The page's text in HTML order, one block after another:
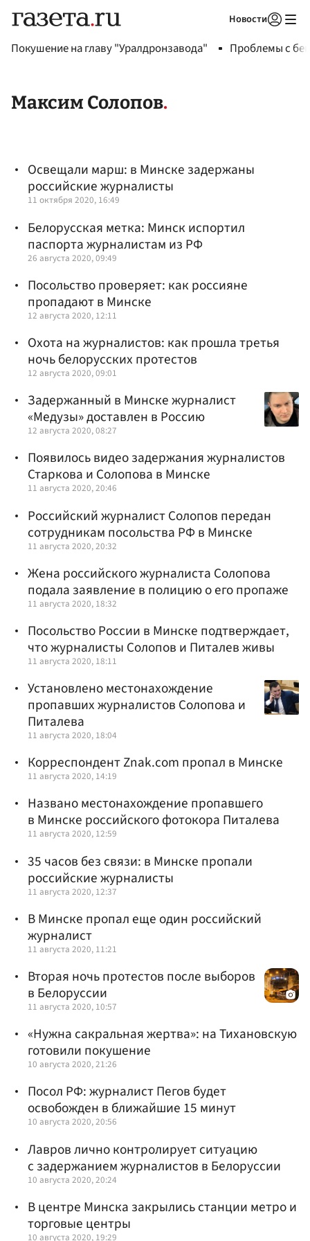
Новости
Покушение на главу "Уралдронзавода" Проблемы с
Максим Солопов
Освещали марш: в Минске задержаны
российские журналисты
11 октября 2020, 16:49
Белорусская метка: Минск испортил
паспорта журналистам из РФ
26 августа 2020, 09:49
Посольство проверяет: как россияне
пропадают в Минске
12 августа 2020, 12:11
Охота на журналистов: как прошла третья
ночь белорусских протестов
12 августа 2020, 09:01
Задержанный в Минске журналист
«Медузы» доставлен в Россию
12 августа 2020, 08:27
Появилось видео задержания журналистов
Старкова и Солопова в Минске
11 августа 2020, 20:46
Российский журналист Солопов передан
сотрудникам посольства РФ в Минске
11 августа 2020, 20:32
Жена российского журналиста Солопова
подала заявление в полицию о его пропаже
11 августа 2020, 18:32
Посольство России в Минске подтверждает,
что журналисты Солопов и Питалев живы
11 августа 2020, 18:11
Установлено местонахождение
пропавших журналистов Солопова и
Питалева
11 августа 2020, 18:04
Корреспондент Znak.com пропал в Минске
11 августа 2020, 14:19
Названо местонахождение пропавшего
в Минске российского фотокора Питалева
11 августа 2020, 12:59
35 часов без связи: в Минске пропали
российские журналисты
11 августа 2020, 12:37
В Минске пропал еще один российский
журналист
11 августа 2020, 11:21
Вторая ночь протестов после выборов
в Белоруссии
11 августа 2020, 10:57
«Нужна сакральная жертва»: на Тихановскую
готовили покушение
10 августа 2020, 21:26
Посол РФ: журналист Пегов будет
освобожден в ближайшие 15 минут
10 августа 2020, 20:56
Лавров лично контролирует ситуацию
с задержанием журналистов в Белоруссии
10 августа 2020, 20:24
В центре Минска закрылись станции метро и
торговые центры
10 августа 2020, 19:29